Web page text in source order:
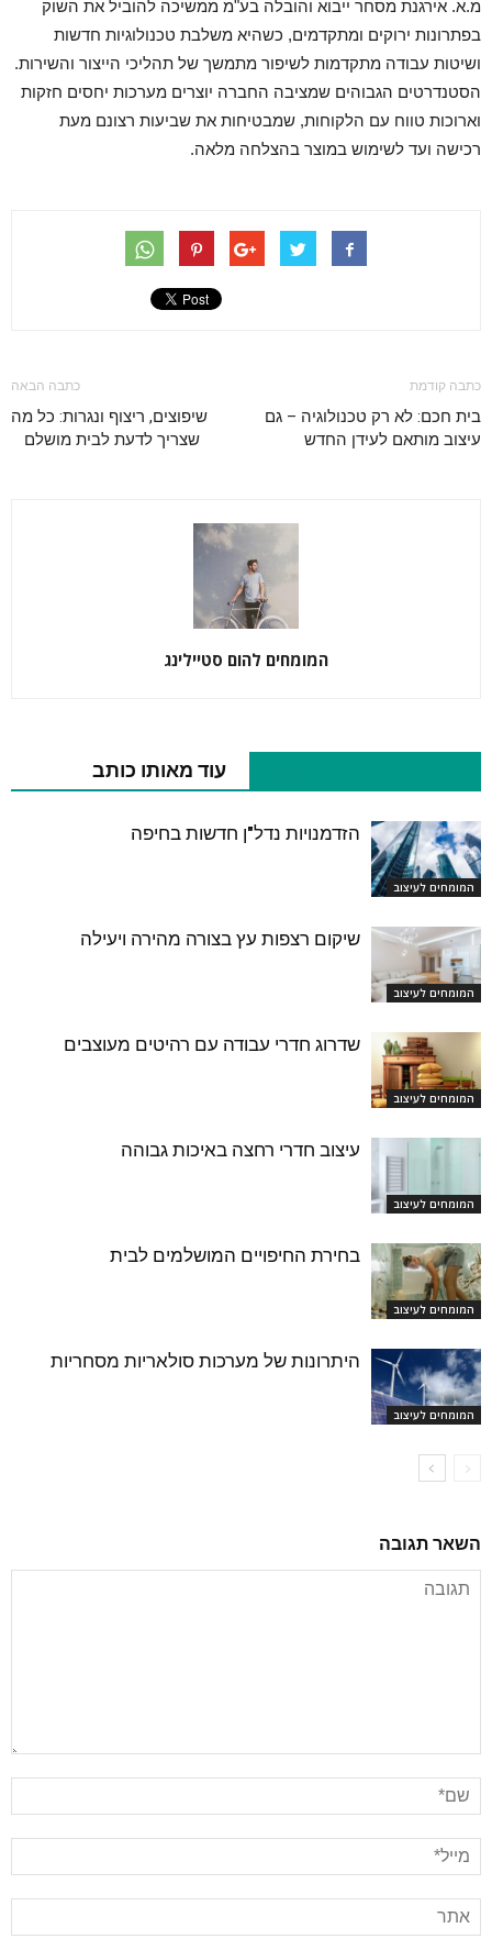
מ.א. אירגנת מסחר ייבוא והובלה בע"מ ממשיכה להוביל את השוק
בפתרונות ירוקים ומתקדמים, כשהיא משלבת טכנולוגיות חדשות
ושיטות עבודה מתקדמות לשיפור מתמשך של תהליכי הייצור והשירות.
הסטנדרטים הגבוהים שמציבה החברה יוצרים מערכות יחסים חזקות
וארוכות טווח עם הלקוחות, שמבטיחות את שביעות רצונם מעת
רכישה ועד לשימוש במוצר בהצלחה מלאה.
כתבה קודמת
בית חכם: לא רק טכנולוגיה – גם
עיצוב מותאם לעידן החדש
כתבה הבאה
שיפוצים, ריצוף ונגרות: כל מה
שצריך לדעת לבית מושלם
המומחים להום סטיילינג
עוד מאותו כותב
המומחים לעיצוב
הזדמנויות נדל"ן חדשות בחיפה
המומחים לעיצוב
שיקום רצפות עץ בצורה מהירה ויעילה
המומחים לעיצוב
שדרוג חדרי עבודה עם רהיטים מעוצבים
המומחים לעיצוב
עיצוב חדרי רחצה באיכות גבוהה
המומחים לעיצוב
בחירת החיפויים המושלמים לבית
המומחים לעיצוב
היתרונות של מערכות סולאריות מסחריות
השאר תגובה